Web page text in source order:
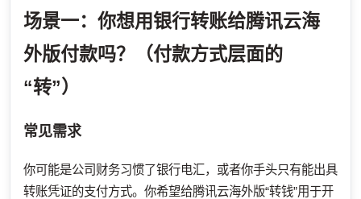
场景一：你想用银行转账给腾讯云海
外版付款吗？（付款方式层面的
“转”）
常见需求
你可能是公司财务习惯了银行电汇，或者你手头只有能出具
转账凭证的支付方式。你希望给腾讯云海外版“转钱”用于开